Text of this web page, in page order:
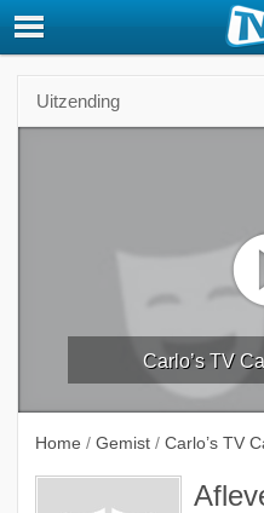
Uitzending
Carlo’s TV
Home / Gemist / Carlo’s TV